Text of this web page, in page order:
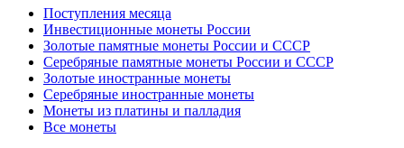
Поступления месяца
Инвестиционные монеты России
Золотые памятные монеты России и СССР
Серебряные памятные монеты России и СССР
Золотые иностранные монеты
Серебряные иностранные монеты
Монеты из платины и палладия
Все монеты